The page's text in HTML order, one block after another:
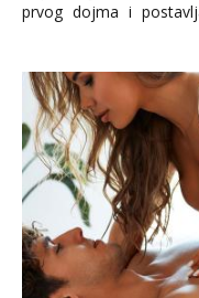
prvog dojma i
Važno je izbjeći
informacija, jer
povjerenje. Takođe...